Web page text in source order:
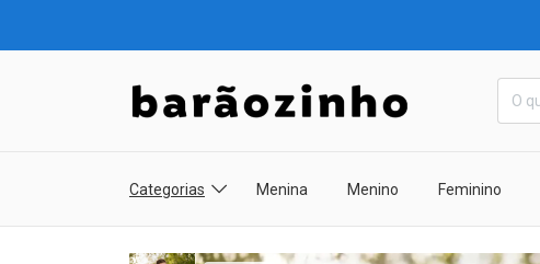
Categorias Menina Menino Feminino